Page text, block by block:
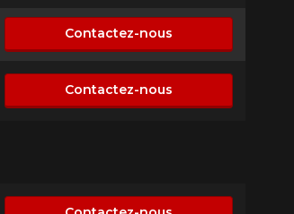
Contactez-nous
Contactez-nous